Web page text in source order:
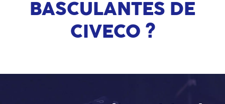
BASCULANTES DE
CIVECO ?